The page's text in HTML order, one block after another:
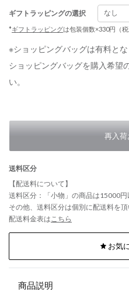
ギフトラッピングの選択
*ギフトラッピングは包装個数×330円（
※ショッピングバッグは有料とな
ショッピングバッグを購入希望
い。
再入荷
送料区分
【配送料について】
送料区分：「小物」の商品は15000円
その他、送料区分は個別に配送料を頂
配送料金表はこちら
お気
商品説明